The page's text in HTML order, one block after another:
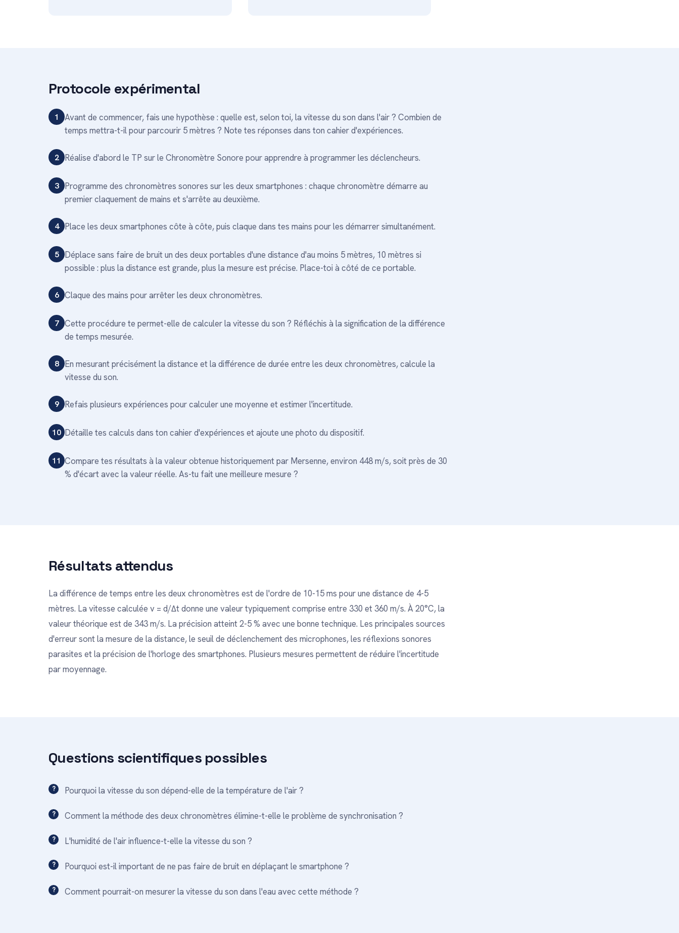
Protocole expérimental
1
Avant de commencer, fais une hypothèse : quelle est, selon toi, la vitesse du son dans l'air ? Combien de
temps mettra-t-il pour parcourir 5 mètres ? Note tes réponses dans ton cahier d'expériences.
2 Réalise d'abord le TP sur le Chronomètre Sonore pour apprendre à programmer les déclencheurs.
3 Programme des chronomètres sonores sur les deux smartphones : chaque chronomètre démarre au
premier claquement de mains et s'arrête au deuxième.
4 Place les deux smartphones côte à côte, puis claque dans tes mains pour les démarrer simultanément.
5 Déplace sans faire de bruit un des deux portables d'une distance d'au moins 5 mètres, 10 mètres si
possible : plus la distance est grande, plus la mesure est précise. Place-toi à côté de ce portable.
6 Claque des mains pour arrêter les deux chronomètres.
7 Cette procédure te permet-elle de calculer la vitesse du son ? Réfléchis à la signification de la différence
de temps mesurée.
8 En mesurant précisément la distance et la différence de durée entre les deux chronomètres, calcule la
vitesse du son.
9 Refais plusieurs expériences pour calculer une moyenne et estimer l'incertitude.
10 Détaille tes calculs dans ton cahier d'expériences et ajoute une photo du dispositif.
11 Compare tes résultats à la valeur obtenue historiquement par Mersenne, environ 448 m/s, soit près de 30
% d'écart avec la valeur réelle. As-tu fait une meilleure mesure ?
Résultats attendus
La différence de temps entre les deux chronomètres est de l'ordre de 10-15 ms pour une distance de 4-5
mètres. La vitesse calculée v = d/Δt donne une valeur typiquement comprise entre 330 et 360 m/s. À 20°C, la
valeur théorique est de 343 m/s. La précision atteint 2-5 % avec une bonne technique. Les principales sources
d'erreur sont la mesure de la distance, le seuil de déclenchement des microphones, les réflexions sonores
parasites et la précision de l'horloge des smartphones. Plusieurs mesures permettent de réduire l'incertitude
par moyennage.
Questions scientifiques possibles
Pourquoi la vitesse du son dépend-elle de la température de l'air ?
Comment la méthode des deux chronomètres élimine-t-elle le problème de synchronisation ?
L'humidité de l'air influence-t-elle la vitesse du son ?
Pourquoi est-il important de ne pas faire de bruit en déplaçant le smartphone ?
Comment pourrait-on mesurer la vitesse du son dans l'eau avec cette méthode ?